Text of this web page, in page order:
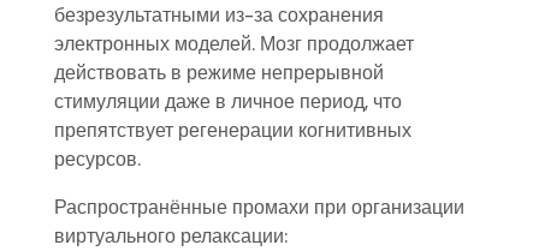
безрезультатными из-за сохранения
электронных моделей. Мозг продолжает
действовать в режиме непрерывной
стимуляции даже в личное период, что
препятствует регенерации когнитивных
ресурсов.
Распространённые промахи при организации
виртуального релаксации: